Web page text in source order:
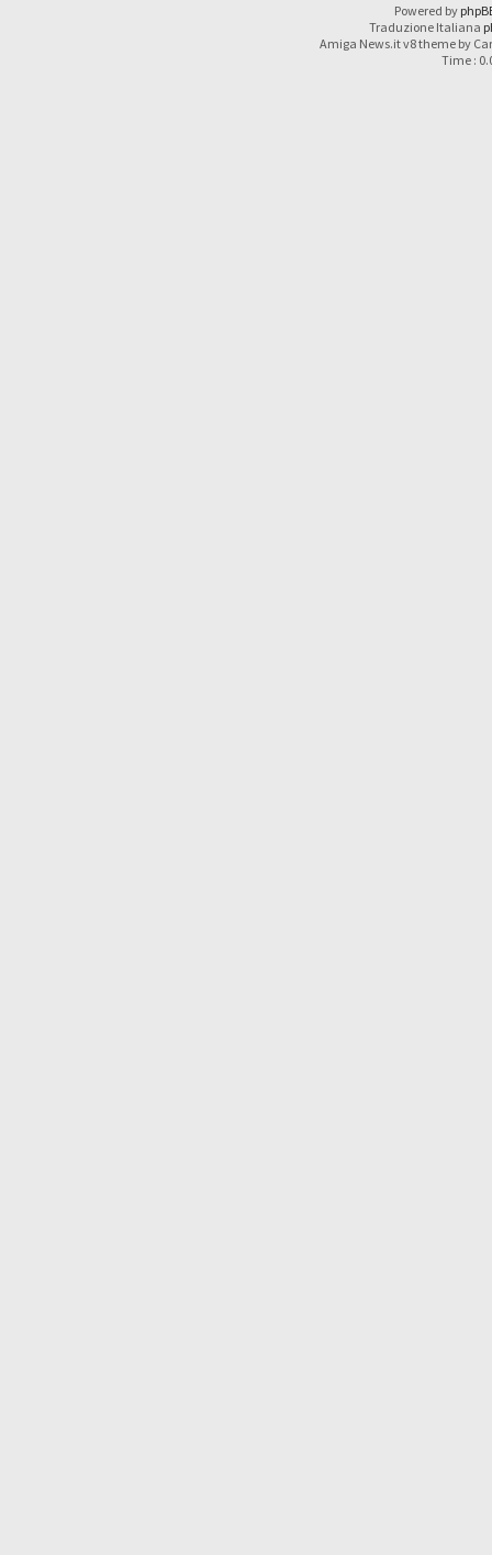
Powered by
Traduzione Italiana
Amiga News.it v8 theme by
Time :